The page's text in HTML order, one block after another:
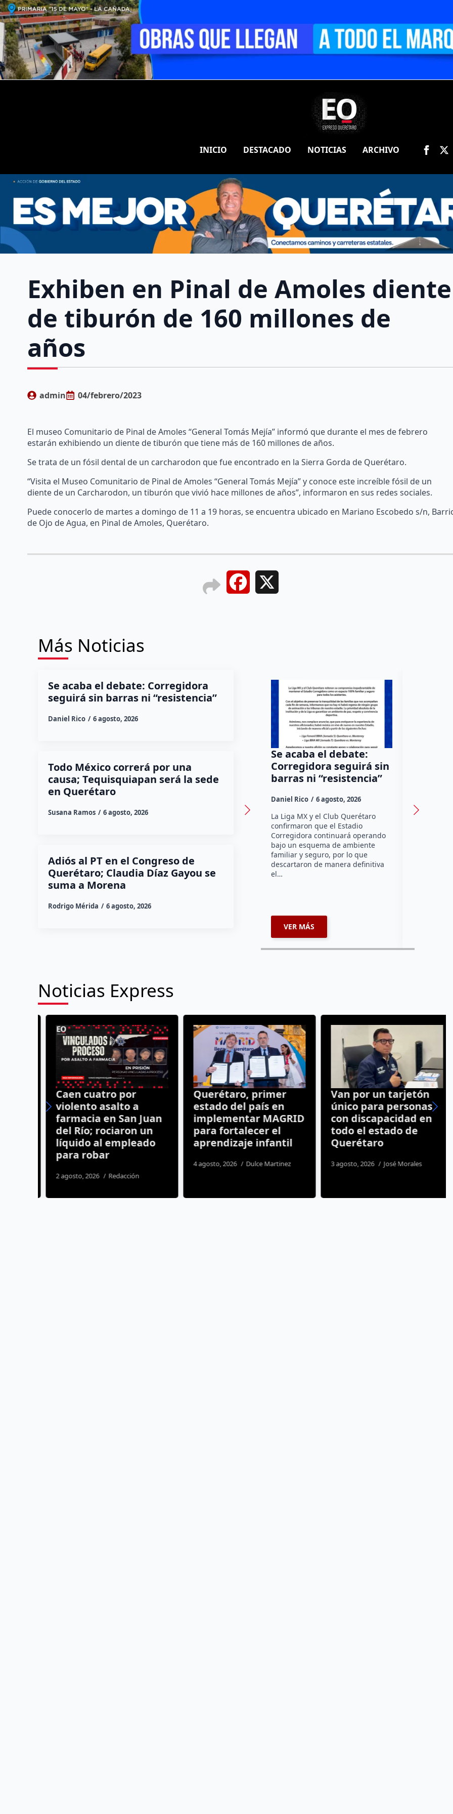
INICIO DESTACADO NOTICIAS ARCHIVO
Exhiben en Pinal de Amoles diente
de tiburón de 160 millones de
años
admin 04/febrero/2023
El museo Comunitario de Pinal de Amoles “General Tomás Mejía” informó que durante el mes de febrero
estarán exhibiendo un diente de tiburón que tiene más de 160 millones de años.
Se trata de un fósil dental de un carcharodon que fue encontrado en la Sierra Gorda de Querétaro.
“Visita el Museo Comunitario de Pinal de Amoles “General Tomás Mejía” y conoce este increíble fósil de un
diente de un Carcharodon, un tiburón que vivió hace millones de años”, informaron en sus redes sociales.
Puede conocerlo de martes a domingo de 11 a 19 horas, se encuentra ubicado en Mariano Escobedo s/n,
de Ojo de Agua, en Pinal de Amoles, Querétaro.
Facebook
Más Noticias
Se acaba el debate: Corregidora
seguirá sin barras ni “resistencia”
Daniel Rico 6 agosto, 2026
Todo México correrá por una
causa; Tequisquiapan será la sede
en Querétaro
Susana Ramos 6 agosto, 2026
Adiós al PT en el Congreso de
Querétaro; Claudia Díaz Gayou se
suma a Morena
Rodrigo Mérida 6 agosto, 2026
Se acaba el debate:
Corregidora seguirá sin
barras ni “resistencia”
Daniel Rico 6 agosto, 2026
La Liga MX y el Club Querétaro
confirmaron que el Estadio
Corregidora continuará operando
bajo un esquema de ambiente
familiar y seguro, por lo que
descartaron de manera definitiva
el…
VER MÁS
Susana
Noticias Express
Caen cuatro por
violento asalto a
farmacia en San Juan
del Río; rociaron un
líquido al empleado
para robar
2 agosto, 2026 Redacción
Querétaro, primer
estado del país en
implementar MAGRID
para fortalecer el
aprendizaje infantil
4 agosto, 2026 Dulce Martinez
Van por un tarjetón
único para personas
con discapacidad en
todo el estado de
Querétaro
3 agosto, 2026 José Morales